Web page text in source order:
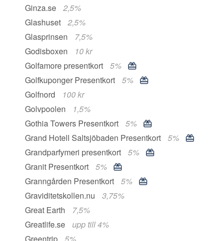
Ginza.se
2,5%
Glashuset
2,5%
Glasprinsen
7,5%
Godisboxen
10 kr
Golfamore presentkort
5%
Golfkuponger Presentkort
5%
Golfnord
100 kr
Golvpoolen
1,5%
Gothia Towers Presentkort
5%
Grand Hotell Saltsjöbaden Presentkort
5%
Grandparfymeri presentkort
5%
Granit Presentkort
5%
Granngården Presentkort
5%
Graviditetskollen.nu
3,75%
Great Earth
7,5%
Greatlife.se
upp till 4%